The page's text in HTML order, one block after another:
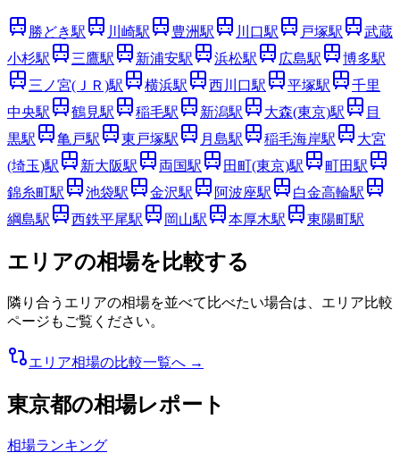
勝どき駅 川崎駅 豊洲駅 川口駅 戸塚駅
武蔵
小杉駅 三鷹駅 新浦安駅 浜松駅 広島駅 博多駅
三ノ宮(ＪＲ)駅 横浜駅 西川口駅 平塚駅
千里
中央駅 鶴見駅 稲毛駅 新潟駅 大森(東京)駅
目
黒駅 亀戸駅 東戸塚駅 月島駅 稲毛海岸駅
大宮
(埼玉)駅 新大阪駅 両国駅 田町(東京)駅 町田駅
錦糸町駅 池袋駅 金沢駅 阿波座駅 白金高輪駅
綱島駅 西鉄平尾駅 岡山駅 本厚木駅 東陽町駅
エリアの相場を比較する
隣り合うエリアの相場を並べて比べたい場合は、エリア比較
ページもご覧ください。
エリア相場の比較一覧へ →
東京都の相場レポート
相場ランキング